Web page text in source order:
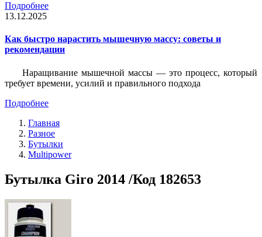
Подробнее
13.12.2025
Как быстро нарастить мышечную массу: советы и
рекомендации
Наращивание мышечной массы — это процесс, который
требует времени, усилий и правильного подхода
Подробнее
Главная
Разное
Бутылки
Multipower
Бутылка Giro 2014 /Код 182653